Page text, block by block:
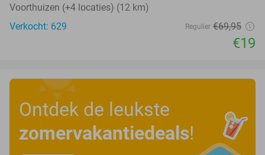
Voorthuizen (+4 locaties) (12 km)
Verkocht: 629
Regulier €69,95
€19
Ontdek de leukste
zomervakantiedeals!